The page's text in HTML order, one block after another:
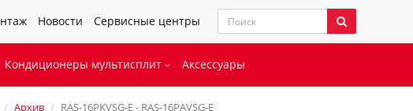
Новости Сервисные центры
Кондиционеры мультисплит Аксессуары
Архив RAS-16PKVSG-E - RAS-16PAVSG-E